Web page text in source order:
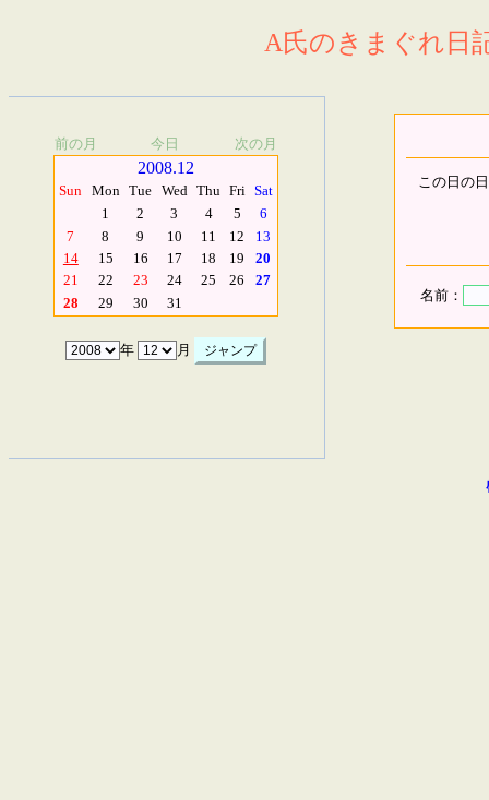
A氏のきまぐれ日
前の月 今日 次の月
2008.12
Sun Mon Tue Wed Thu Fri Sat
1
2 3 4 5
6
7
8 9 10 11 12
13
14
15 16 17 18 19
20
21
22 23 24 25 26
27
28
29 30 31
年 月
この日の
名前：